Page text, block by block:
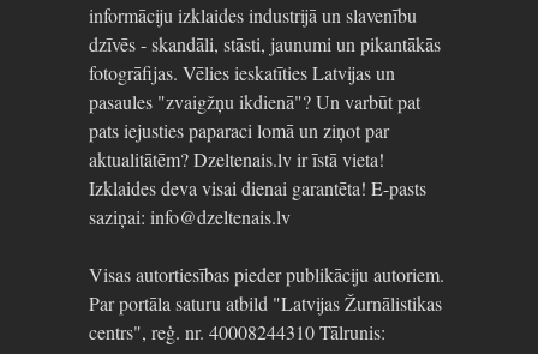
informāciju izklaides industrijā un slavenību
dzīvēs - skandāli, stāsti, jaunumi un pikantākās
fotogrāfijas. Vēlies ieskatīties Latvijas un
pasaules "zvaigžņu ikdienā"? Un varbūt pat
pats iejusties paparaci lomā un ziņot par
aktualitātēm? Dzeltenais.lv ir īstā vieta!
Izklaides deva visai dienai garantēta! E-pasts
saziņai: info@dzeltenais.lv
Visas autortiesības pieder publikāciju autoriem.
Par portāla saturu atbild "Latvijas Žurnālistikas
centrs", reģ. nr. 40008244310 Tālrunis: